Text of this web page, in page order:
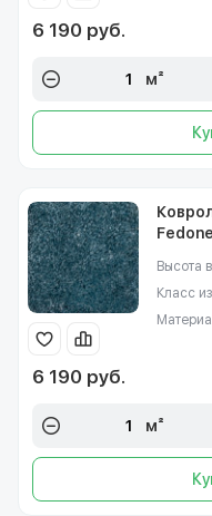
6 190 руб.
м²
Высота
Класс
6 190 руб.
м²